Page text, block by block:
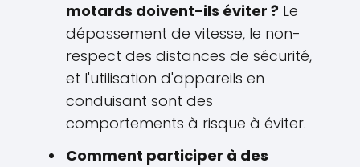
motards doivent-ils éviter ? Le
dépassement de vitesse, le non-
respect des distances de sécurité,
et l'utilisation d'appareils en
conduisant sont des
comportements à risque à éviter.
Comment participer à des